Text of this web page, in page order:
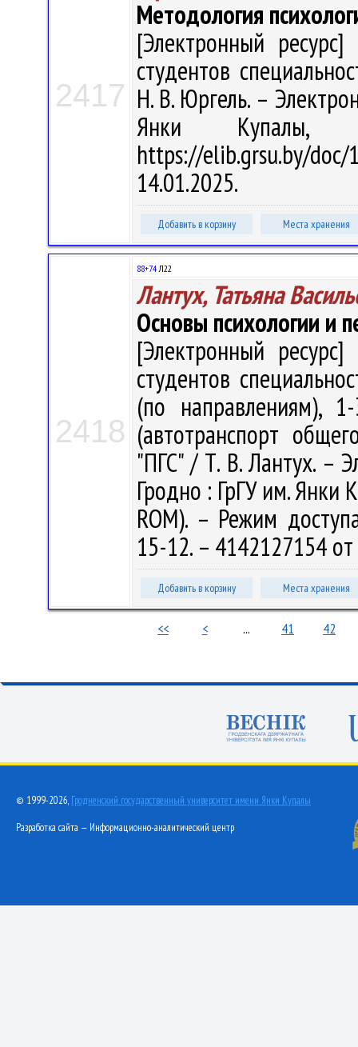
2417
Методология
[Электронный
студентов
Н. В. Юргель. –
Янки
https://elib.grsu.by/
14.01.2025.
Добавить в корзину Места хранения
2418
88+74Л22
Лантух, Татьяна
Основы психологии и
[Электронный
студентов
(по направлениям),
(автотранспорт
"ПГС" / Т. В. Лантух. –
Гродно : ГрГУ им. Янки
ROM). – Режим
15-12. – 4142127154
Добавить в корзину Места хранения
<< < ... 41 42
© 1999-2026, Гродненский государственный университет имени Янки Купалы
Разработка сайта — Информационно-аналитический центр